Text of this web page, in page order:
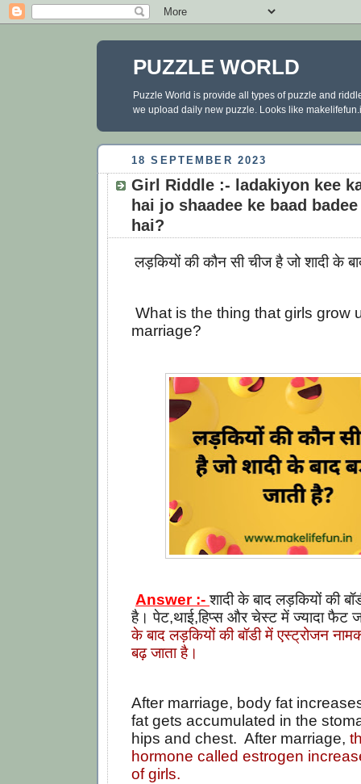
PUZZLE WORLD
Puzzle World is provide all types of puzzle and
we upload daily new puzzle. Looks like
18 SEPTEMBER 2023
Girl Riddle :- ladakiyon kee
hai jo shaadee ke baad
hai?
लड़कियों की कौन सी चीज है जो शादी के
What is the thing that girls grow
marriage?
Answer :-शादी के बाद लड़कियों की
है। पेट,थाई,हिप्स और चेस्ट में ज्यादा फैट
के बाद लड़कियों की बॉडी में एस्ट्रोजन
बढ़ जाता है।
After marriage, body fat
fat gets accumulated in the
hips and chest. After marriage,
hormone called estrogen
of girls.